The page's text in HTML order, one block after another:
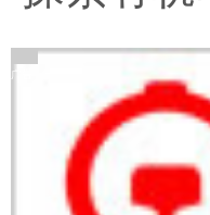
广告